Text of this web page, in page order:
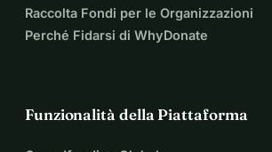
Raccolta Fondi per le Organizzazioni
Perché Fidarsi di WhyDonate
Funzionalità della Piattaforma